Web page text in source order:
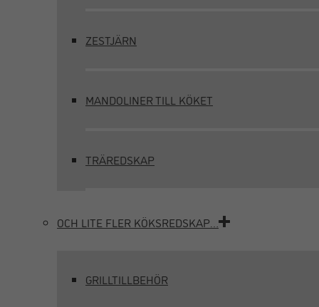
ZESTJÄRN
MANDOLINER TILL KÖKET
TRÄREDSKAP
OCH LITE FLER KÖKSREDSKAP…
GRILLTILLBEHÖR